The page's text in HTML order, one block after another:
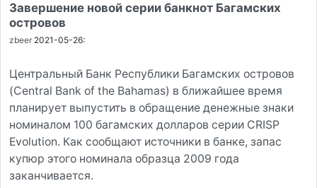
Завершение новой серии банкнот Багамских
островов
zbeer 2021-05-26:
Центральный Банк Республики Багамских островов
(Central Bank of the Bahamas) в ближайшее время
планирует выпустить в обращение денежные знаки
номиналом 100 багамских долларов серии CRISP
Evolution. Как сообщают источники в банке, запас
купюр этого номинала образца 2009 года
заканчивается.